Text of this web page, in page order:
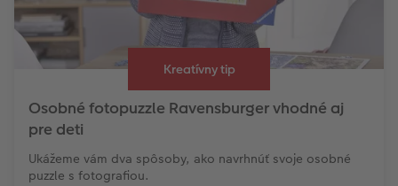
Kreatívny tip
Osobné fotopuzzle Ravensburger vhodné aj
pre deti
Ukážeme vám dva spôsoby, ako navrhnúť svoje osobné
puzzle s fotografiou.